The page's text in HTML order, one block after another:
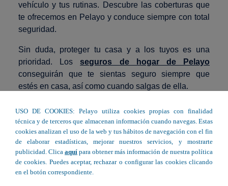
vehículo y tus rutinas. Descubre las coberturas que
te ofrecemos en Pelayo y conduce siempre con total
seguridad.
Sin duda, proteger tu casa y a los tuyos es una
prioridad. Losseguros de hogar de Pelayo
conseguirán que te sientas seguro siempre que
estés en casa, así como cuando salgas de ella.
garantiza una serie de beneficios que aportarán
tranquilidad a tu vida. Infórmate sobre las coberturas
más adecuadas para que el seguro que elijas proteja
todas tus prioridades.
Losseguros de salud de Pelayo
USO DE COOKIES: Pelayo utiliza cookies propias con finalidad
técnica y de terceros que almacenan información cuando navegas. Estas
cookies analizan el uso de la web y tus hábitos de navegación con el fin
de elaborar estadísticas, mejorar nuestros servicios, y mostrarte
publicidad. Clica aquí para obtener más información de nuestra política
de cookies. Puedes aceptar, rechazar o configurar las cookies clicando
en el botón correspondiente.